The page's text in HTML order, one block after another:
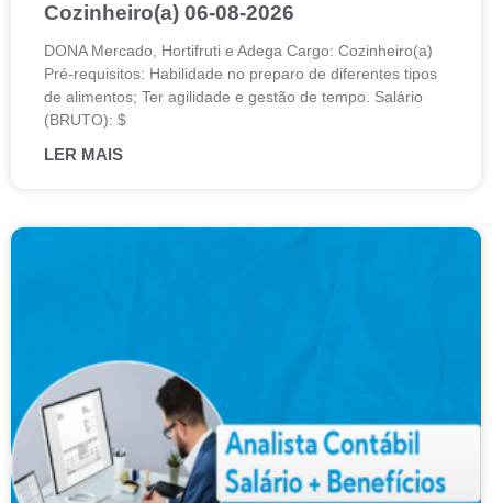
Cozinheiro(a) 06-08-2026
DONA Mercado, Hortifruti e Adega Cargo: Cozinheiro(a)
Pré-requisitos: Habilidade no preparo de diferentes tipos
de alimentos; Ter agilidade e gestão de tempo. Salário
(BRUTO): $
LER MAIS